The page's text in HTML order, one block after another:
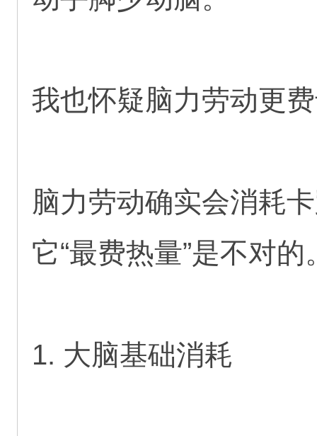
我也怀疑脑力劳动更
脑力劳动确实会消耗
它“最费热量”是不对的
1. 大脑基础消耗